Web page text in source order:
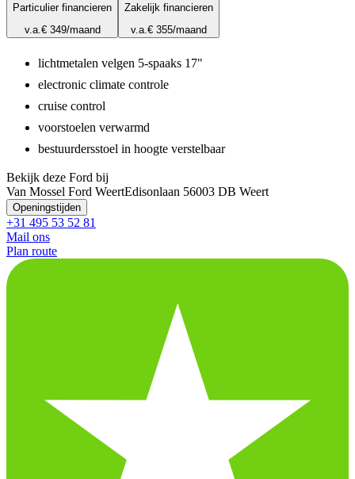
Particulier financieren
v.a.€ 349/maand
Zakelijk financieren
v.a.€ 355/maand
lichtmetalen velgen 5-spaaks 17"
electronic climate controle
cruise control
voorstoelen verwarmd
bestuurdersstoel in hoogte verstelbaar
Bekijk deze Ford bij
Van Mossel Ford WeertEdisonlaan 56003 DB Weert
Openingstijden
+31 495 53 52 81
Mail ons
Plan route